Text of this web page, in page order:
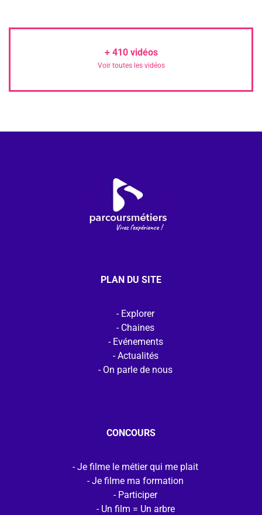
+ 410vidéos
Voir toutes les vidéos
PLAN DU SITE
Explorer
Chaines
Evénements
Actualités
On parle de nous
CONCOURS
Je filme le métier qui me plait
Je filme ma formation
Participer
Un film = Un arbre